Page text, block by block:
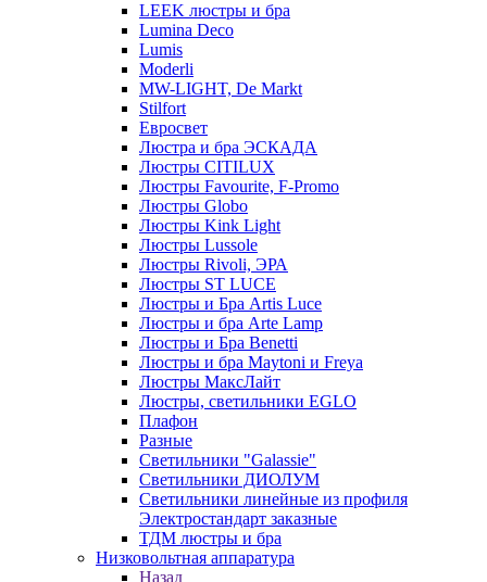
LEEK люстры и бра
Lumina Deco
Lumis
Moderli
MW-LIGHT, De Markt
Stilfort
Евросвет
Люстра и бра ЭСКАДА
Люстры CITILUX
Люстры Favourite, F-Promo
Люстры Globo
Люстры Kink Light
Люстры Lussole
Люстры Rivoli, ЭРА
Люстры ST LUCE
Люстры и Бра Artis Luce
Люстры и бра Arte Lamp
Люстры и Бра Benetti
Люстры и бра Maytoni и Freya
Люстры МаксЛайт
Люстры, светильники EGLO
Плафон
Разные
Светильники "Galassie"
Светильники ДИОЛУМ
Светильники линейные из профиля
Электростандарт заказные
ТДМ люстры и бра
Низковольтная аппаратура
Назад